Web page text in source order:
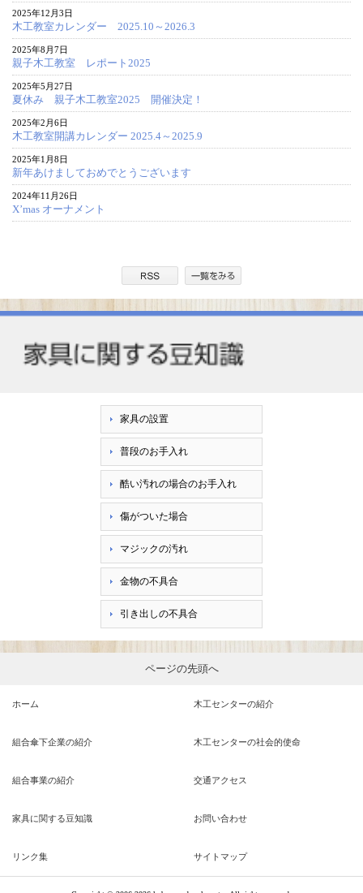
2025年12月3日
木工教室カレンダー 2025.10～2026.3
2025年8月7日
親子木工教室 レポート2025
2025年5月27日
夏休み 親子木工教室2025 開催決定！
2025年2月6日
木工教室開講カレンダー 2025.4～2025.9
2025年1月8日
新年あけましておめでとうございます
2024年11月26日
X’mas オーナメント
家具の設置
普段のお手入れ
酷い汚れの場合のお手入れ
傷がついた場合
マジックの汚れ
金物の不具合
引き出しの不具合
ページの先頭へ
ホーム 木工センターの紹介
組合傘下企業の紹介 木工センターの社会的使命
組合事業の紹介 交通アクセス
家具に関する豆知識 お問い合わせ
リンク集 サイトマップ